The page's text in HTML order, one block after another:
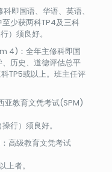
即国语、华语、英语、
少获两科TP4及三科
）须良好。
4)：全年主修科即国
历史、道德评估总平
TP5或以上。班主任评
教育文凭考试(SPM)
行）须良好。
高级教育文凭考试
者。